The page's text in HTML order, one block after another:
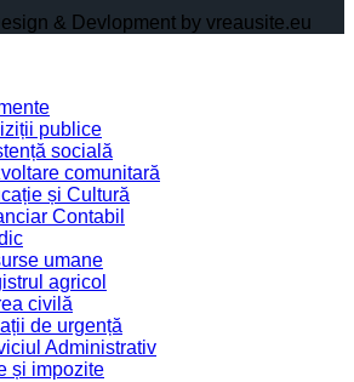
& Devlopment by vreausite.eu
publice
socială
comunitară
și Cultură
Contabil
umane
agricol
civilă
de urgență
Administrativ
și impozite